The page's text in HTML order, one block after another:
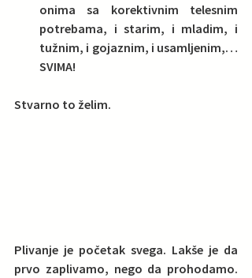
onima sa korektivnim telesnim
potrebama, i starim, i mladim, i
tužnim, i gojaznim, i usamljenim,…
SVIMA!
Stvarno to želim.
Plivanje je početak svega. Lakše je da
prvo zaplivamo, nego da prohodamo.